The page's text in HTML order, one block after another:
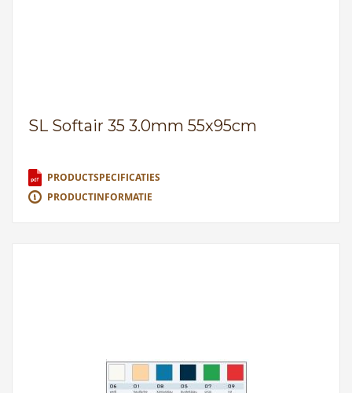
SL Softair 35 3.0mm 55x95cm
PRODUCTSPECIFICATIES
PRODUCTINFORMATIE